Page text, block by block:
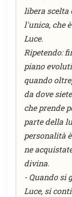
libera scelta
l'unica, che
Luce.
Ripetendo:
piano
quando
da dove
che prende
parte della
personalità
ne
divina.
- Quando si
Luce, si